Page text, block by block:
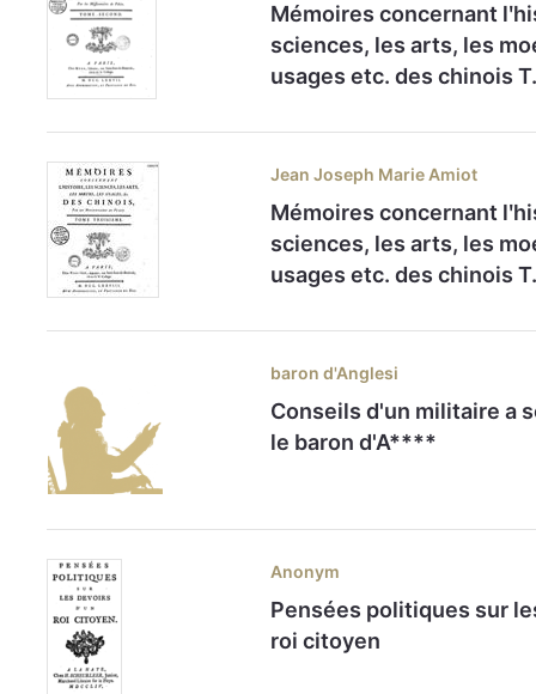
Mémoires concernant
sciences, les arts, les
usages etc. des chinois
Jean Joseph Marie Amiot
Mémoires concernant
sciences, les arts, les
usages etc. des chinois
baron d'Anglesi
Conseils d'un militaire a
le baron d'A****
Anonym
Pensées politiques sur
roi citoyen